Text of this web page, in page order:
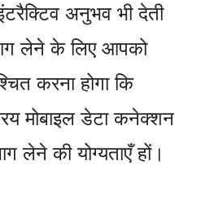
अनुभव भी देती
लेने के लिए आपको
करना होगा कि
मोबाइल डेटा कनेक्शन
लेने की योग्यताएँ हों।